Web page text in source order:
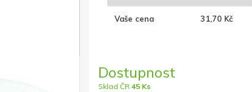
Vaše cena 31,70 Kč
Dostupnost
Sklad ČR 45 Ks